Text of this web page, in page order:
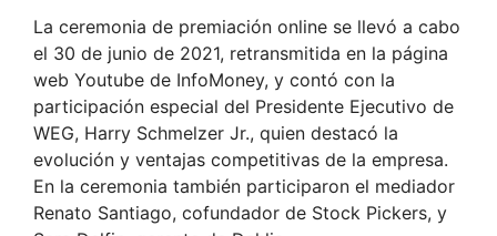
La ceremonia de premiación online se llevó a cabo
el 30 de junio de 2021, retransmitida en la página
web Youtube de InfoMoney, y contó con la
participación especial del Presidente Ejecutivo de
WEG, Harry Schmelzer Jr., quien destacó la
evolución y ventajas competitivas de la empresa.
En la ceremonia también participaron el mediador
Renato Santiago, cofundador de Stock Pickers, y